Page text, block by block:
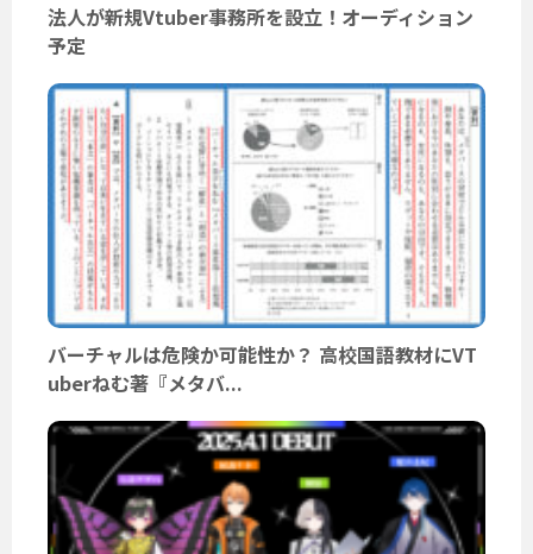
法人が新規Vtuber事務所を設立！オーディション
予定
バーチャルは危険か可能性か？ 高校国語教材にVT
uberねむ著『メタバ...